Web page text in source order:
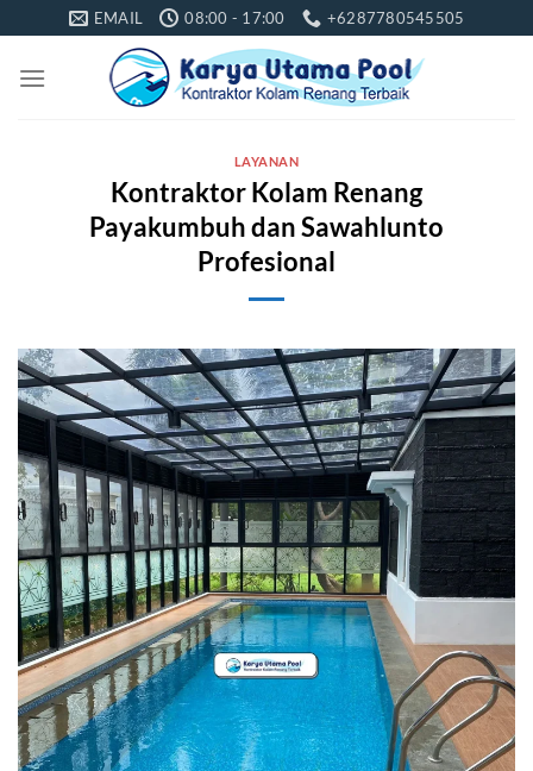
to
content
EMAIL 08:00 - 17:00 +6287780545505
LAYANAN
Kontraktor Kolam Renang
Payakumbuh dan Sawahlunto
Profesional